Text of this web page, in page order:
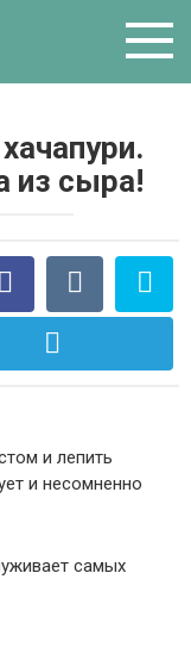
из сыра!
и лепить
и несомненно
самых